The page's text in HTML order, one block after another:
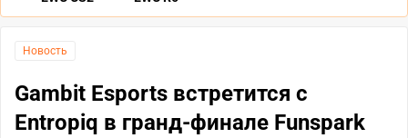
Новость
Gambit Esports встретится с
Entropiq в гранд-финале Funspark